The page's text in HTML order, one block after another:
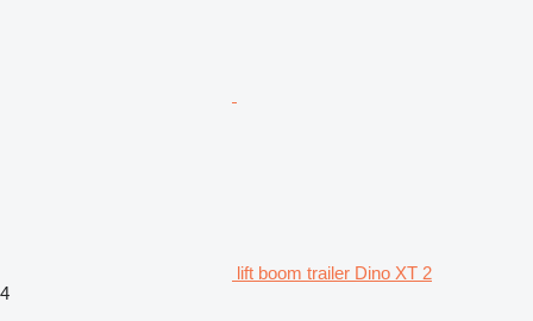
lift boom trailer Dino XT 2
4